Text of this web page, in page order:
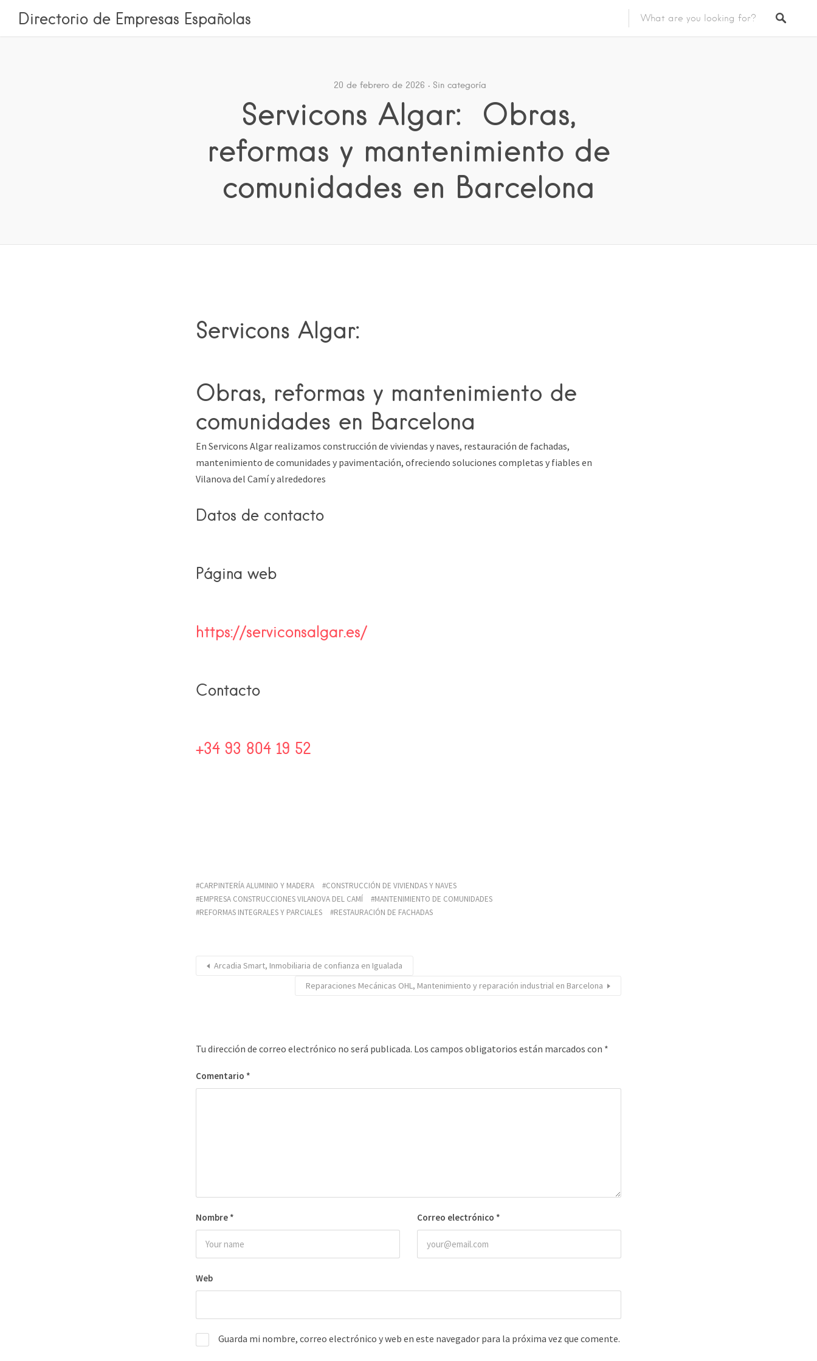
Directorio de Empresas Españolas
20 de febrero de 2026 Sin categoría
Servicons Algar: Obras,
reformas y mantenimiento de
comunidades en Barcelona
Servicons Algar:
Obras, reformas y mantenimiento de
comunidades en Barcelona
En Servicons Algar realizamos construcción de viviendas y naves, restauración de fachadas,
mantenimiento de comunidades y pavimentación, ofreciendo soluciones completas y fiables en
Vilanova del Camí y alrededores
Datos de contacto
Página web
https://serviconsalgar.es/
Contacto
+34 93 804 19 52
CARPINTERÍA ALUMINIO Y MADERA
CONSTRUCCIÓN DE VIVIENDAS Y NAVES
EMPRESA CONSTRUCCIONES VILANOVA DEL CAMÍ
MANTENIMIENTO DE COMUNIDADES
REFORMAS INTEGRALES Y PARCIALES
RESTAURACIÓN DE FACHADAS
Arcadia Smart, Inmobiliaria de confianza en Igualada
Reparaciones Mecánicas OHL, Mantenimiento y reparación industrial en Barcelona
Tu dirección de correo electrónico no será publicada. Los campos obligatorios están marcados con *
Comentario *
Nombre * Correo electrónico *
Web
Guarda mi nombre, correo electrónico y web en este navegador para la próxima vez que comente.